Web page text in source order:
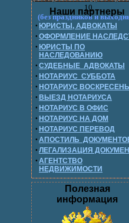
10
(без праздников и
Наши партнеры
• ЮРИСТЫ, АДВОКАТЫ
• ОФОРМЛЕНИЕ
• ЮРИСТЫ ПО
НАСЛЕДОВАНИЮ
• СУДЕБНЫЕ АДВОКАТЫ
• НОТАРИУС СУББОТА
• НОТАРИУС
• ВЫЕЗД НОТАРИУСА
• НОТАРИУС В ОФИС
• НОТАРИУС НА ДОМ
• НОТАРИУС ПЕРЕВОД
• АПОСТИЛЬ
• ЛЕГАЛИЗАЦИЯ
• АГЕНТСТВО
НЕДВИЖИМОСТИ
Полезная
информация